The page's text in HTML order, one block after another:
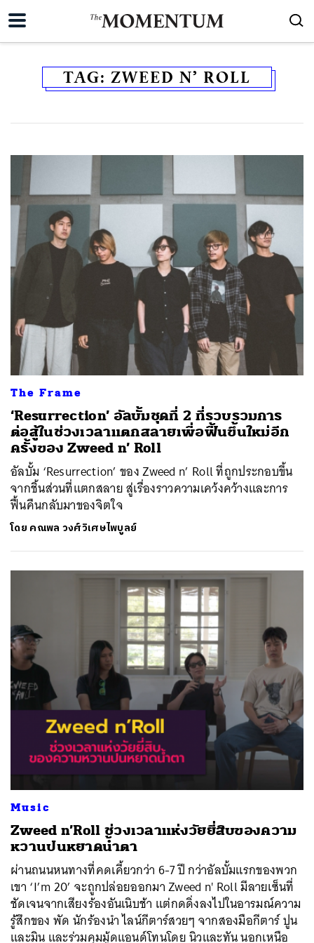
TAG: ZWEED N’ ROLL
The Frame
‘Resurrection’ อัลบั้มชุดที่ 2 ที่รวบรวมการ
ต่อสู้ในช่วงเวลาแตกสลายเพื่อฟื้นขึ้นใหม่อีก
ครั้งของ Zweed n’ Roll
อัลบั้ม ‘Resurrection’ ของ Zweed n’ Roll ที่ถูกประกอบขึ้น
จากชิ้นส่วนที่แตกสลาย สู่เรื่องราวความเคว้งคว้างและการ
ฟื้นคืนกลับมาของจิตใจ
โดย คณพล วงศ์วิเศษไพบูลย์
Music
Zweed n’Roll ช่วงเวลาแห่งวัยยี่สิบของความ
หวานปนหยาดน้ำตา
ผ่านถนนหนทางที่คดเคี้ยวกว่า 6-7 ปี กว่าอัลบั้มแรกของพวก
เขา ‘I’m 20’ จะถูกปล่อยออกมา Zweed n' Roll มีลายเซ็นที่
ชัดเจนจากเสียงร้องอันเนิบช้า แต่กดดิ่งลงไปในอารมณ์ความ
รู้สึกของ พัด นักร้องนำ ไลน์กีตาร์สวยๆ จากสองมือกีตาร์ ปูน
และมิน และร่วมคุมมู้ดแอนด์โทนโดย นิวและทัน นอกเหนือ
TWEET LINE EMAIL